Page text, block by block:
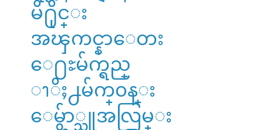
မိ႐ိုင္း
အၾကင္နာေတး
ေ႐ႊမ်က္ရည္
ၫိႈ႕မ်က္၀န္း
ေမွ်ာ္သူအလြမ္း